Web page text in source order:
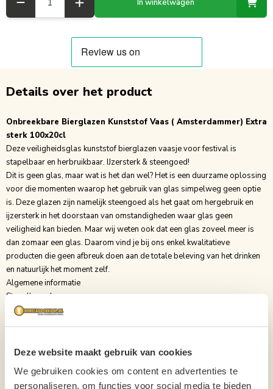
Deze website maakt gebruik van cookies
We gebruiken cookies om content en advertenties te
personaliseren, om functies voor social media te bieden
Details over het product
Onbreekbare Bierglazen Kunststof Vaas ( Amsterdammer) Extra
sterk 100x20cl
Deze veiligheidsglas kunststof bierglazen vaasje voor festival is
stapelbaar en herbruikbaar. IJzersterk & steengoed!
Dit is geen glas, maar wat is het dan wel? Het is een duurzame oplossing
voor die momenten waarop het gebruik van glas simpelweg geen optie
is. Deze glazen zijn namelijk steengoed als het gaat om hergebruik en
ijzersterk in het doorstaan van omstandigheden waar glas geen
veiligheid kan bieden. Maar wij weten ook dat een glas zoveel meer is
dan zomaar een glas. Daarom vind je bij ons enkel kwalitatieve
producten die geen afbreuk doen aan de totale beleving van het drinken
en natuurlijk het moment zelf.
Algemene informatie
Stapelbaar: Ja
Hoeveelheid per doos: 100 stuks
Bodembreedte: 47 mm
Inhoud tot rand: 25 cl